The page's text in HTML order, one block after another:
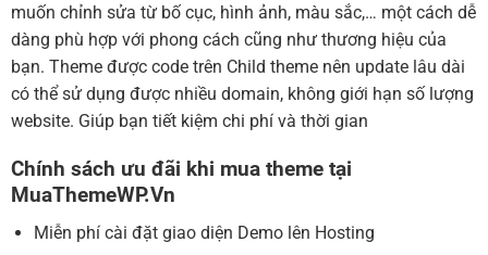
muốn chỉnh sửa từ bố cục, hình ảnh, màu sắc,… một cách dễ
dàng phù hợp với phong cách cũng như thương hiệu của
bạn. Theme được code trên Child theme nên update lâu dài
có thể sử dụng được nhiều domain, không giới hạn số lượng
website. Giúp bạn tiết kiệm chi phí và thời gian
Chính sách ưu đãi khi mua theme tại
MuaThemeWP.Vn
Miễn phí cài đặt giao diện Demo lên Hosting